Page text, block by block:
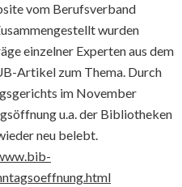
vom Berufsverband
wurden
einzelner Experten aus dem
Artikel zum Thema. Durch
im November
u.a. der Bibliotheken
neu belebt.